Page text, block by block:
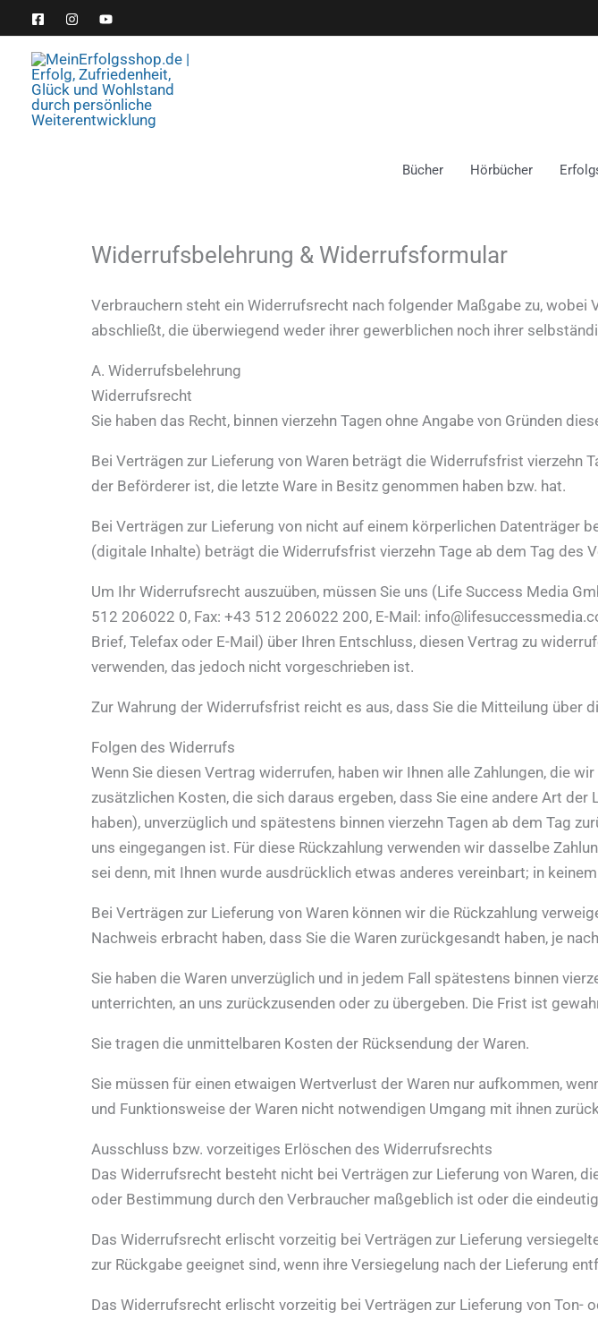
Inhalt
springen
Bücher Hörbücher
Widerrufsbelehrung & Widerrufsformular
Verbrauchern steht ein Widerrufsrecht nach folgender Maßgabe zu,
abschließt, die überwiegend weder ihrer gewerblichen noch ihrer
A. Widerrufsbelehrung
Widerrufsrecht
Sie haben das Recht, binnen vierzehn Tagen ohne Angabe von Gründen
Bei Verträgen zur Lieferung von Waren beträgt die Widerrufsfrist vierzehn
der Beförderer ist, die letzte Ware in Besitz genommen haben bzw. hat.
Bei Verträgen zur Lieferung von nicht auf einem körperlichen Datenträger
(digitale Inhalte) beträgt die Widerrufsfrist vierzehn Tage ab dem Tag des
Um Ihr Widerrufsrecht auszuüben, müssen Sie uns (Life Success Media
512 206022 0, Fax: +43 512 206022 200, E-Mail:
Brief, Telefax oder E-Mail) über Ihren Entschluss, diesen Vertrag zu
verwenden, das jedoch nicht vorgeschrieben ist.
Zur Wahrung der Widerrufsfrist reicht es aus, dass Sie die Mitteilung
Folgen des Widerrufs
Wenn Sie diesen Vertrag widerrufen, haben wir Ihnen alle Zahlungen, die
zusätzlichen Kosten, die sich daraus ergeben, dass Sie eine andere Art
haben), unverzüglich und spätestens binnen vierzehn Tagen ab dem Tag
uns eingegangen ist. Für diese Rückzahlung verwenden wir dasselbe
sei denn, mit Ihnen wurde ausdrücklich etwas anderes vereinbart; in
Bei Verträgen zur Lieferung von Waren können wir die Rückzahlung
Nachweis erbracht haben, dass Sie die Waren zurückgesandt haben, je
Sie haben die Waren unverzüglich und in jedem Fall spätestens binnen
unterrichten, an uns zurückzusenden oder zu übergeben. Die Frist ist
Sie tragen die unmittelbaren Kosten der Rücksendung der Waren.
Sie müssen für einen etwaigen Wertverlust der Waren nur aufkommen,
und Funktionsweise der Waren nicht notwendigen Umgang mit ihnen
Ausschluss bzw. vorzeitiges Erlöschen des Widerrufsrechts
Das Widerrufsrecht besteht nicht bei Verträgen zur Lieferung von Waren,
oder Bestimmung durch den Verbraucher maßgeblich ist oder die
Das Widerrufsrecht erlischt vorzeitig bei Verträgen zur Lieferung
zur Rückgabe geeignet sind, wenn ihre Versiegelung nach der Lieferung
Das Widerrufsrecht erlischt vorzeitig bei Verträgen zur Lieferung von